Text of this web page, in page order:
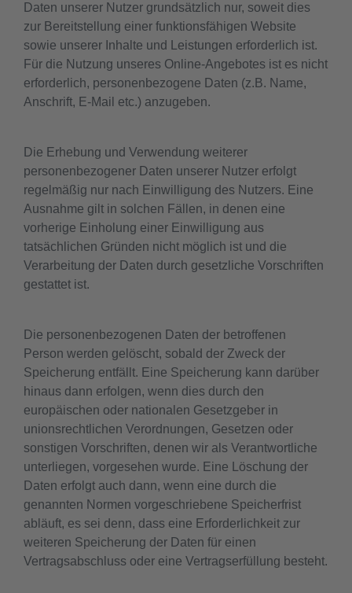
Daten unserer Nutzer grundsätzlich nur, soweit dies
zur Bereitstellung einer funktionsfähigen Website
sowie unserer Inhalte und Leistungen erforderlich ist.
Für die Nutzung unseres Online-Angebotes ist es nicht
erforderlich, personenbezogene Daten (z.B. Name,
Anschrift, E-Mail etc.) anzugeben.
Die Erhebung und Verwendung weiterer
personenbezogener Daten unserer Nutzer erfolgt
regelmäßig nur nach Einwilligung des Nutzers. Eine
Ausnahme gilt in solchen Fällen, in denen eine
vorherige Einholung einer Einwilligung aus
tatsächlichen Gründen nicht möglich ist und die
Verarbeitung der Daten durch gesetzliche Vorschriften
gestattet ist.
Die personenbezogenen Daten der betroffenen
Person werden gelöscht, sobald der Zweck der
Speicherung entfällt. Eine Speicherung kann darüber
hinaus dann erfolgen, wenn dies durch den
europäischen oder nationalen Gesetzgeber in
unionsrechtlichen Verordnungen, Gesetzen oder
sonstigen Vorschriften, denen wir als Verantwortliche
unterliegen, vorgesehen wurde. Eine Löschung der
Daten erfolgt auch dann, wenn eine durch die
genannten Normen vorgeschriebene Speicherfrist
abläuft, es sei denn, dass eine Erforderlichkeit zur
weiteren Speicherung der Daten für einen
Vertragsabschluss oder eine Vertragserfüllung besteht.